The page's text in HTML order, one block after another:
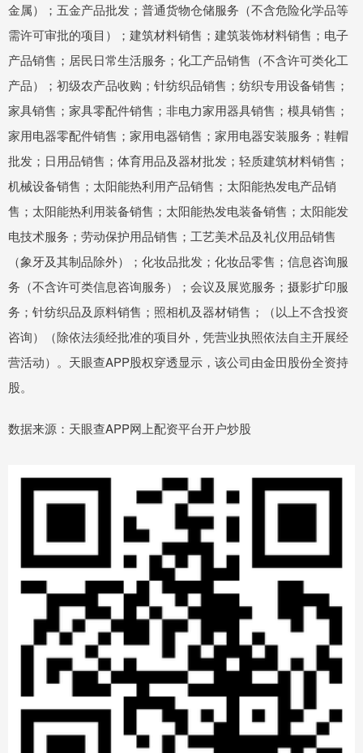
金属）；五金产品批发；普通货物仓储服务（不含危险化学品等
需许可审批的项目）；建筑材料销售；建筑装饰材料销售；电子
产品销售；居民日常生活服务；化工产品销售（不含许可类化工
产品）；初级农产品收购；针纺织品销售；纺织专用设备销售；
家具销售；家具零配件销售；非电力家用器具销售；模具销售；
家用电器零配件销售；家用电器销售；家用电器安装服务；鞋帽
批发；日用品销售；体育用品及器材批发；轻质建筑材料销售；
机械设备销售；太阳能热利用产品销售；太阳能热发电产品销
售；太阳能热利用装备销售；太阳能热发电装备销售；太阳能发
电技术服务；劳动保护用品销售；工艺美术品及礼仪用品销售
（象牙及其制品除外）；化妆品批发；化妆品零售；信息咨询服
务（不含许可类信息咨询服务）；会议及展览服务；摄影扩印服
务；针纺织品及原料销售；照相机及器材销售；（以上不含投资
咨询）（除依法须经批准的项目外，凭营业执照依法自主开展经
营活动）。天眼查APP股权穿透显示，该公司由金田股份全资持
股。
数据来源：天眼查APP网上配资平台开户炒股